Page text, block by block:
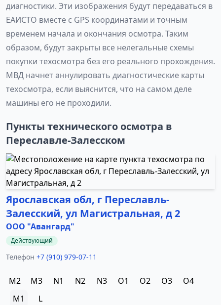
диагностики. Эти изображения будут передаваться в
ЕАИСТО вместе с GPS координатами и точным
временем начала и окончания осмотра. Таким
образом, будут закрыты все нелегальные схемы
покупки техосмотра без его реального прохождения.
МВД начнет аннулировать диагностические карты
техосмотра, если выяснится, что на самом деле
машины его не проходили.
Пункты технического осмотра в
Переславле-Залесском
Ярославская обл, г Переславль-
Залесский, ул Магистральная, д 2
ООО "Авангард"
Действующий
Телефон +7 (910) 979-07-11
M2 M3 N1 N2 N3 O1 O2 O3
O4
M1
L